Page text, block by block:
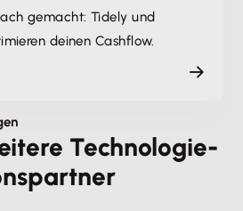
gemacht: Tidely und
deinen Cashflow.
Technologie-